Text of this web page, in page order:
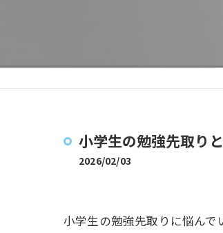
小学生の勉強先取り
2026/02/03
小学生の勉強先取りに悩ん